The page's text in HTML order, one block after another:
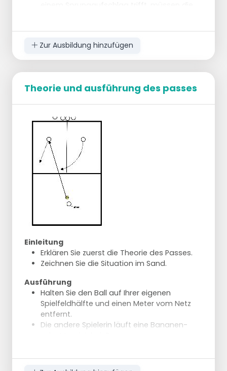
Zur Ausbildung hinzufügen
Theorie und ausführung des passes
Einleitung
Erklären Sie zuerst die Theorie des Passes.
Zeichnen Sie die Situation im Sand.
Ausführung
Halten Sie den Ball auf Ihrer eigenen
Spielfeldhälfte und einen Meter vom Netz
entfernt.
Die andere Spielerin läuft eine Bananen-
bringen einen Annahme-Pass.
Der Zuspieler läuft die besprochene